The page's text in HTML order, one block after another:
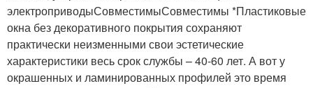
электроприводыСовместимыСовместимы *Пластиковые
окна без декоративного покрытия сохраняют
практически неизменными свои эстетические
характеристики весь срок службы – 40-60 лет. А вот у
окрашенных и ламинированных профилей это время